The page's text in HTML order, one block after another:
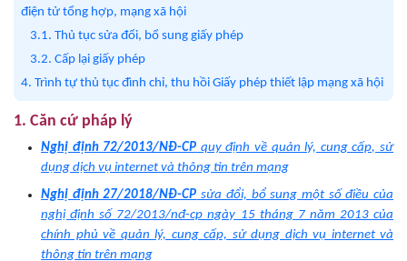
điện tử tổng hợp, mạng xã hội
3.1. Thủ tục sửa đổi, bổ sung giấy phép
3.2. Cấp lại giấy phép
4. Trình tự thủ tục đình chỉ, thu hồi Giấy phép thiết lập mạng xã hội
1. Căn cứ pháp lý
Nghị định 72/2013/NĐ-CP quy định về quản lý, cung cấp, sử
dụng dịch vụ internet và thông tin trên mạng
Nghị định 27/2018/NĐ-CP sửa đổi, bổ sung một số điều của
nghị định số 72/2013/nđ-cp ngày 15 tháng 7 năm 2013 của
chính phủ về quản lý, cung cấp, sử dụng dịch vụ internet và
thông tin trên mạng